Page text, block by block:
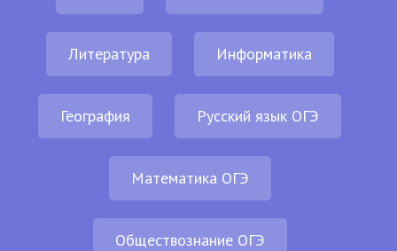
Литература Информатика
География Русский язык ОГЭ
Математика ОГЭ
Обществознание ОГЭ